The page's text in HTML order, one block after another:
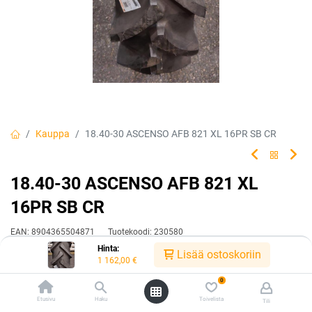
Hinta:
1 162,00 € Lisää ostoskoriin
Etusivu Haku
0
Toivelista Tili
Kauppa 18.40-30 ASCENSO AFB 821 XL 16PR SB CR
18.40-30 ASCENSO AFB 821 XL
16PR SB CR
EAN: 8904365504871 Tuotekoodi: 230580
1 162,00€
Toimittajilla (kotimaa):
Saatavilla